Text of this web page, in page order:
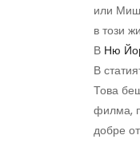
или
в този
В Ню
В
Това
филма,
добре